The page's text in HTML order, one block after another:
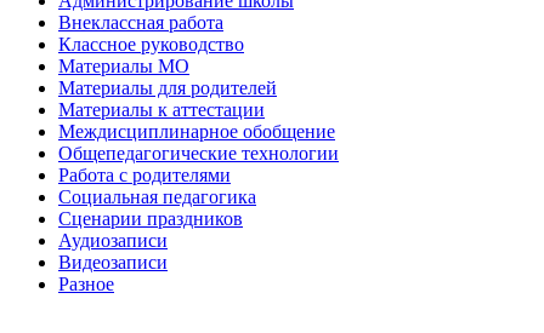
Внеклассная работа
Классное руководство
Материалы МО
Материалы для родителей
Материалы к аттестации
Междисциплинарное обобщение
Общепедагогические технологии
Работа с родителями
Социальная педагогика
Сценарии праздников
Аудиозаписи
Видеозаписи
Разное